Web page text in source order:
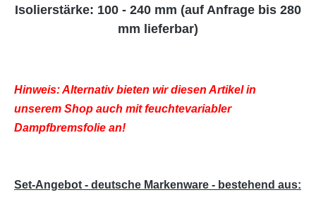
Isolierstärke: 100 - 240 mm (auf Anfrage bis 280
mm lieferbar)
Hinweis: Alternativ bieten wir diesen Artikel in
unserem Shop auch mit feuchtevariabler
Dampfbremsfolie an!
Set-Angebot - deutsche Markenware - bestehend aus: